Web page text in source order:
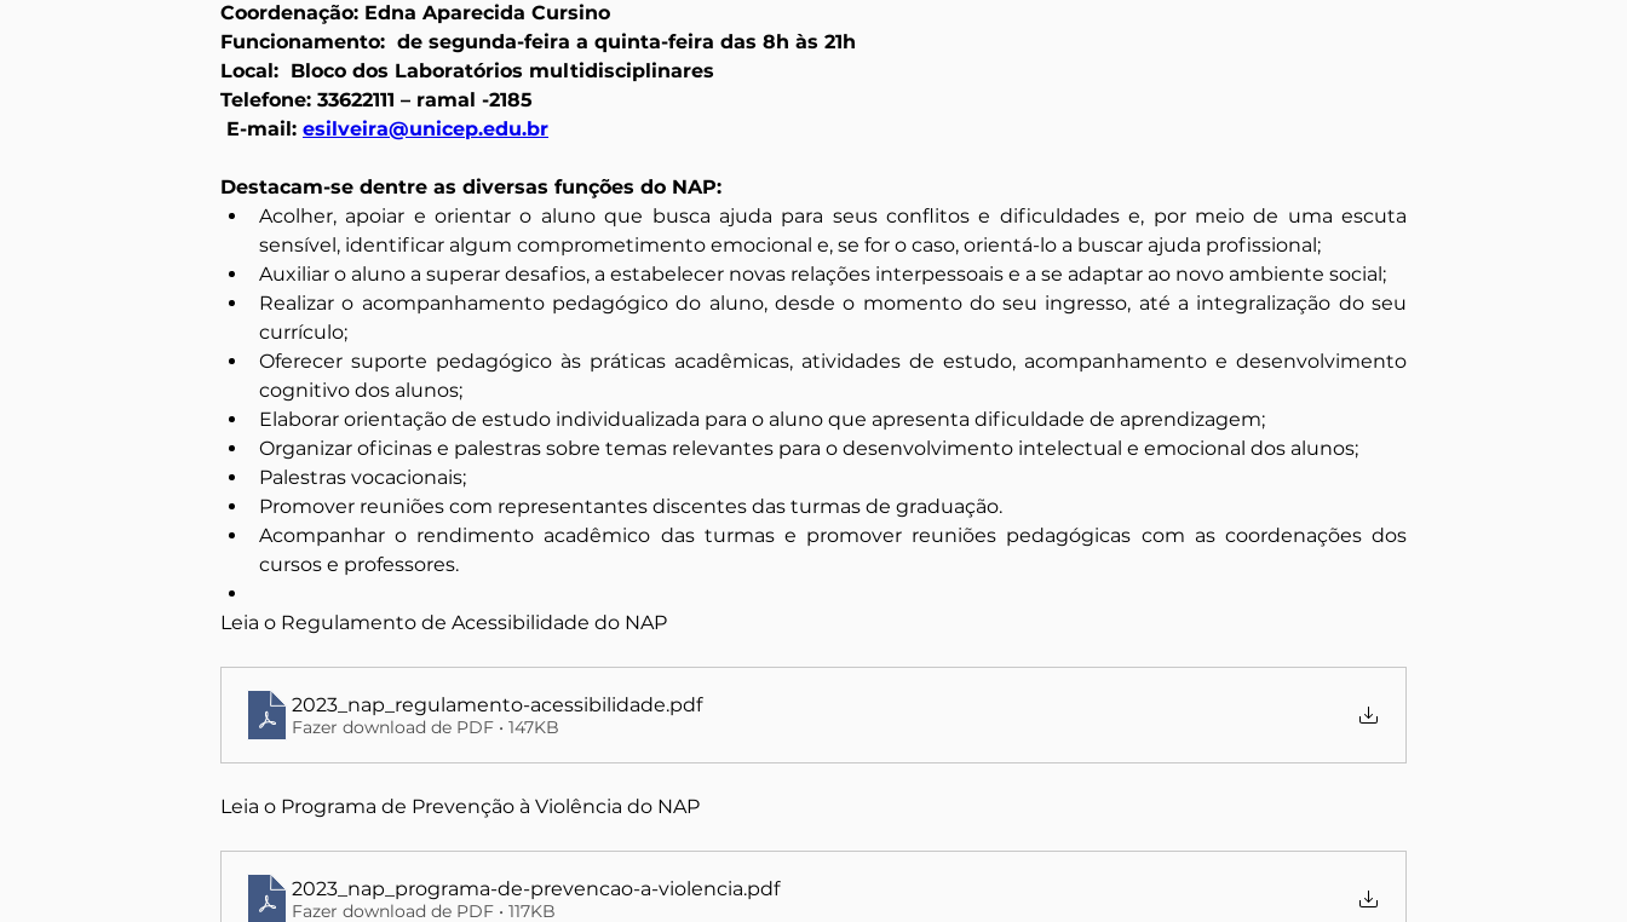
Coordenação: Edna Aparecida Cursino
Funcionamento:  de segunda-feira a quinta-feira das 8h às 21h
Local:  Bloco dos Laboratórios multidisciplinares
Telefone: 33622111 – ramal -2185
E-mail: esilveira@unicep.edu.br
Destacam-se dentre as diversas funções do NAP:
Acolher, apoiar e orientar o aluno que busca ajuda para seus conflitos e dificuldades e, por meio de uma escuta
sensível, identificar algum comprometimento emocional e, se for o caso, orientá-lo a buscar ajuda profissional;
Auxiliar o aluno a superar desafios, a estabelecer novas relações interpessoais e a se adaptar ao novo ambiente social;
Realizar o acompanhamento pedagógico do aluno, desde o momento do seu ingresso, até a integralização do seu
currículo;
Oferecer suporte pedagógico às práticas acadêmicas, atividades de estudo, acompanhamento e desenvolvimento
cognitivo dos alunos;
Elaborar orientação de estudo individualizada para o aluno que apresenta dificuldade de aprendizagem;
Organizar oficinas e palestras sobre temas relevantes para o desenvolvimento intelectual e emocional dos alunos;
Palestras vocacionais;
Promover reuniões com representantes discentes das turmas de graduação.
Acompanhar o rendimento acadêmico das turmas e promover reuniões pedagógicas com as coordenações dos
cursos e professores.
Leia o Regulamento de Acessibilidade do NAP
2023_nap_regulamento-acessibilidade.pdf
Fazer download de PDF • 147KB
Leia o Programa de Prevenção à Violência do NAP
2023_nap_programa-de-prevencao-a-violencia.pdf
Fazer download de PDF • 117KB